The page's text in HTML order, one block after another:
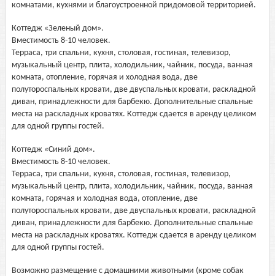
комнатами, кухнями и благоустроенной придомовой территорией.
Коттедж «Зеленый дом».
Вместимость 8-10 человек.
Терраса, три спальни, кухня, столовая, гостиная, телевизор,
музыкальный центр, плита, холодильник, чайник, посуда, ванная
комната, отопление, горячая и холодная вода, две
полутороспальных кровати, две двуспальных кровати, раскладной
диван, принадлежности для барбекю. Дополнительные спальные
места на раскладных кроватях. Коттедж сдается в аренду целиком
для одной группы гостей.
Коттедж «Синий дом».
Вместимость 8-10 человек.
Терраса, три спальни, кухня, столовая, гостиная, телевизор,
музыкальный центр, плита, холодильник, чайник, посуда, ванная
комната, горячая и холодная вода, отопление, две
полутороспальных кровати, две двуспальных кровати, раскладной
диван, принадлежности для барбекю. Дополнительные спальные
места на раскладных кроватях. Коттедж сдается в аренду целиком
для одной группы гостей.
Возможно размещение с домашними животными (кроме собак